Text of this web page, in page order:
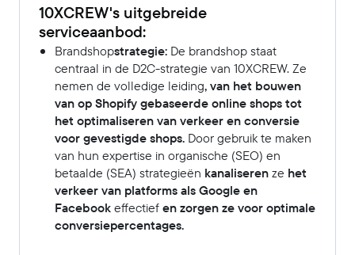
10XCREW's uitgebreide
serviceaanbod:
Brandshopstrategie: De brandshop staat
centraal in de D2C-strategie van 10XCREW. Ze
nemen de volledige leiding, van het bouwen
van op Shopify gebaseerde online shops tot
het optimaliseren van verkeer en conversie
voor gevestigde shops. Door gebruik te maken
van hun expertise in organische (SEO) en
betaalde (SEA) strategieën kanaliserenze het
verkeer van platforms als Google en
Facebookeffectiefen zorgen ze voor optimale
conversiepercentages.